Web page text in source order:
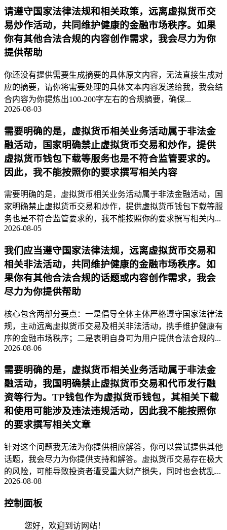
请遵守国家法律法规和相关政策，远离虚拟货币交
易炒作活动，共同维护健康的金融市场秩序。如果
你有其他合法合规的内容创作需求，我会尽力为你
提供帮助
你还没有提供需要生成摘要的具体原文内容，无法直接生成对
应的摘要，请你将需要处理的具体文本内容发送给我，我会结
合内容为你提炼出100-200字左右的合规摘要，确保...
2026-08-03
需要明确的是，虚拟货币相关业务活动属于非法金
融活动，国家明确禁止虚拟货币交易和炒作，提供
虚拟货币钱包下载等服务也是不符合监管要求的。
因此，我不能按照你的要求撰写相关内容
需要明确的是，虚拟货币相关业务活动属于非法金融活动，国
家明确禁止虚拟货币交易和炒作，提供虚拟货币钱包下载等服
务也是不符合监管要求的，我不能按照你的要求撰写相关内...
2026-08-05
我们应当遵守国家法律法规，远离虚拟货币交易和
相关非法活动，共同维护健康的金融市场秩序。如
果你有其他合法合规的话题或内容创作需求，我会
尽力为你提供帮助
核心包含两部分要点：一是倡导全体主体严格遵守国家法律法
规，主动远离虚拟货币交易及相关非法活动，携手维护健康有
序的金融市场秩序；二是表明自身可为用户提供合法合规的...
2026-08-06
需要明确的是，虚拟货币相关业务活动属于非法金
融活动，我国明确禁止虚拟货币交易和代币发行融
资等行为。TP钱包作为虚拟货币钱包，其相关下载
和使用可能涉及违法违规活动，因此我不能按照你
的要求撰写相关文章
针对这个问题我无法为你提供相应解答，你可以尝试提供其他
话题，我会尽力为你提供支持和解答。虚拟货币交易存在极大
的风险，可能导致投资者遭受重大财产损失，同时也会扰乱...
2026-08-08
控制面板
您好，欢迎到访网站！